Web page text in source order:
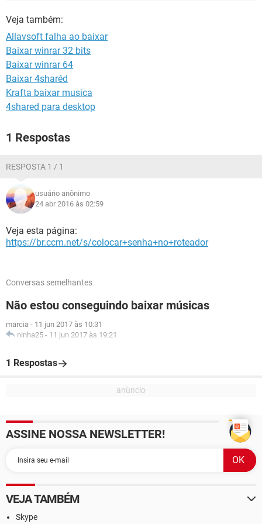
Veja também:
Allavsoft falha ao baixar
Baixar winrar 32 bits
Baixar winrar 64
Baixar 4sharéd
Krafta baixar musica
4shared para desktop
1 Respostas
RESPOSTA 1 / 1
usuário anônimo
24 abr 2016 às 02:59
Veja esta página:
https://br.ccm.net/s/colocar+senha+no+roteador
Conversas semelhantes
Não estou conseguindo baixar músicas
marcia - 11 jun 2017 às 10:31
ninha25 - 11 jun 2017 às 19:21
1 Respostas
ASSINE NOSSA NEWSLETTER!
VEJA TAMBÉM
Skype